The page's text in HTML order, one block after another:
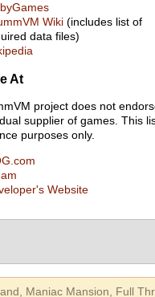
Wiki(includes list of
data files)
At
project does not
supplier of games. This
purposes only.
Website
Maniac Mansion, Full